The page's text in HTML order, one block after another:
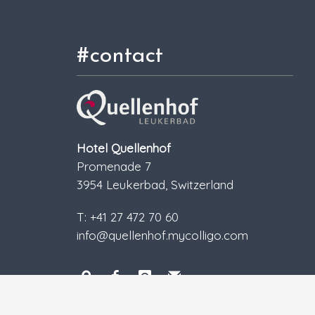
#contact
Hotel Quellenhof
Promenade 7
3954 Leukerbad, Switzerland
T: +41 27 472 70 60
info@quellenhof.mycolligo.com